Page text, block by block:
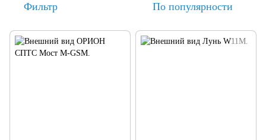
Фильтр По популярности